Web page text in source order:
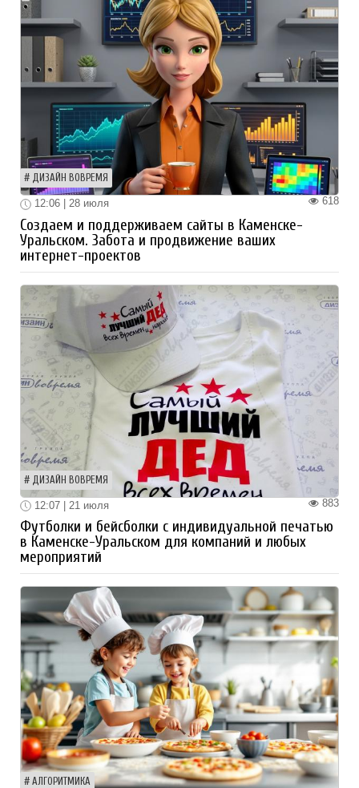
ДИЗАЙН ВОВРЕМЯ
618
12:06 | 28 июля
Создаем и поддерживаем сайты в Каменске-
Уральском. Забота и продвижение ваших
интернет-проектов
ДИЗАЙН ВОВРЕМЯ
883
12:07 | 21 июля
Футболки и бейсболки с индивидуальной печатью
в Каменске-Уральском для компаний и любых
мероприятий
АЛГОРИТМИКА